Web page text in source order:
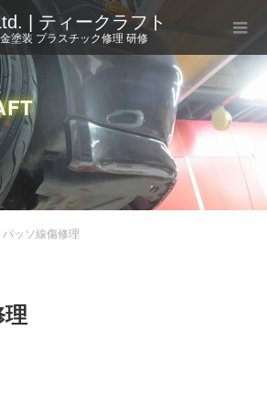
| ティークラフト
塗装 プラスチック修理 研修
パッソ線傷修理